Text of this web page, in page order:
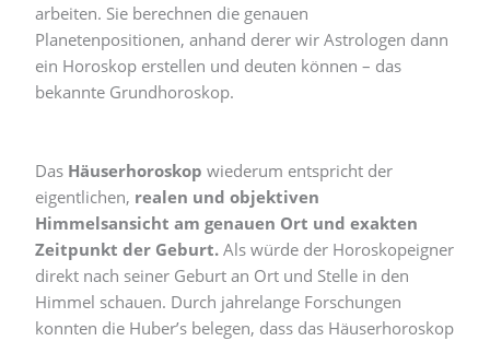
arbeiten. Sie berechnen die genauen
Planetenpositionen, anhand derer wir Astrologen dann
ein Horoskop erstellen und deuten können – das
bekannte Grundhoroskop.
Das Häuserhoroskop wiederum entspricht der
eigentlichen, realen und objektiven
Himmelsansicht am genauen Ort und exakten
Zeitpunkt der Geburt.Als würde der Horoskopeigner
direkt nach seiner Geburt an Ort und Stelle in den
Himmel schauen. Durch jahrelange Forschungen
konnten die Huber’s belegen, dass das Häuserhoroskop